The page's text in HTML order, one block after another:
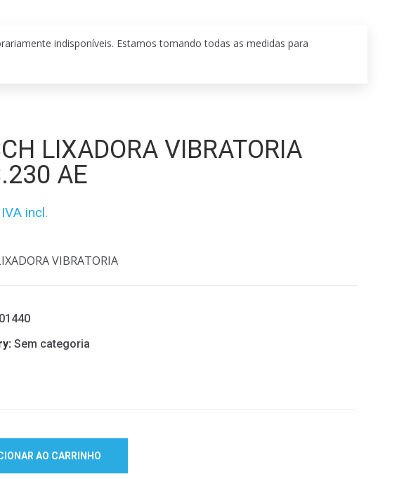
indisponíveis. Estamos tomando todas as medidas para
LIXADORA VIBRATORIA
AE
IVA incl.
VIBRATORIA
Sem categoria
AO CARRINHO